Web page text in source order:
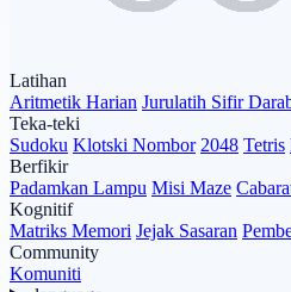
Latihan
Aritmetik Harian Jurulatih Sifir
Teka-teki
Sudoku Klotski Nombor 2048 Tetris
Berfikir
Padamkan Lampu Misi Maze
Kognitif
Matriks Memori Jejak Sasaran
Community
Komuniti